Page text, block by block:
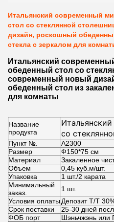
Итальянский современный
стол со стеклянной
дизайн, роскошный
стекла с зеркалом для
Итальянский
обеденный стол со
современный новый
обеденный стол из
для комнаты
Название
продукта
со
роскошный
для комнаты
Пункт №.
А2300
Размер
Ф150*75 см
Материал
Закаленное
Объем
0,45 куб.м/шт.
Упаковка
1 шт./2 карата
Минимальный
заказ.
1 шт.
Условия оплаты Депозит T/T
Срок поставки
25-30 дней
ФОБ порт
Шэньчжэнь или